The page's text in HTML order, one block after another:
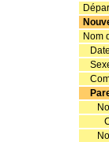
Nom